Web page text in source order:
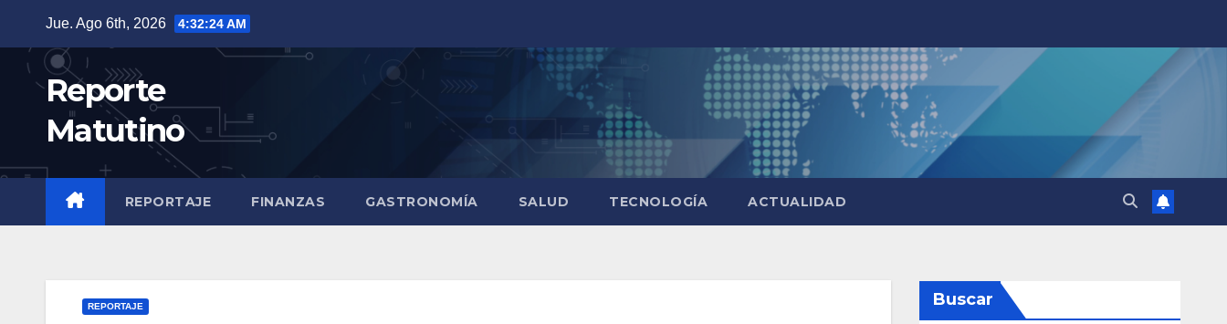
contenido
Jue. Ago 6th, 2026 4:32:26 AM
Reporte
Matutino
REPORTAJE FINANZAS GASTRONOMÍA SALUD TECNOLOGÍA ACTUALIDAD
REPORTAJE Buscar